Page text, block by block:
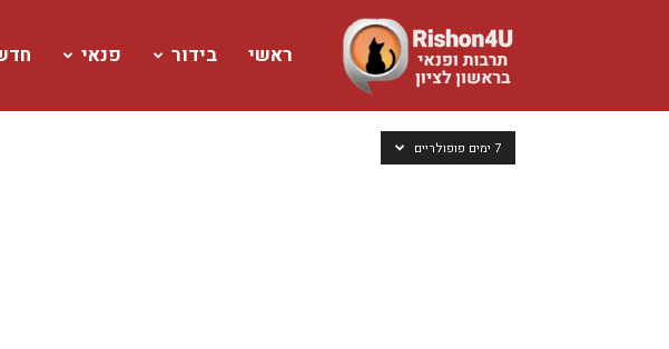
www.rishon4u.co.il
ראשי בידור פנאי
7 ימים פופולריים